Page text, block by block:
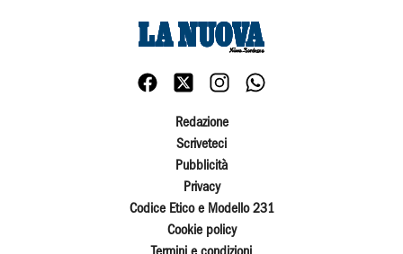
Redazione
Scriveteci
Pubblicità
Privacy
Codice Etico e Modello 231
Cookie policy